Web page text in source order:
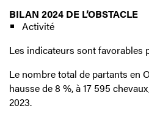
BILAN 2024 DE L’OBSTACLE
Activité
Les indicateurs sont favorables
Le nombre total de partants en
hausse de 8 %, à 17 595
2023.